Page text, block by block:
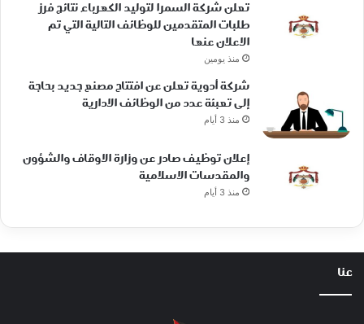
تعلن شركة السمرا لتوليد الكهرباء نتائج فرز
طلبات المتقدمين للوظائف التالية التي تم
الاعلان عنها
منذ يومين
شركة أدوية تعلن عن افتتاح مصنع جديد بحاجة
إلى تعبئة عدد من الوظائف الادارية
منذ 3 أيام
إعلان توظيف صادر عن وزارة الاوقاف والشؤون
والمقدسات الاسلامية
منذ 3 أيام
عنا